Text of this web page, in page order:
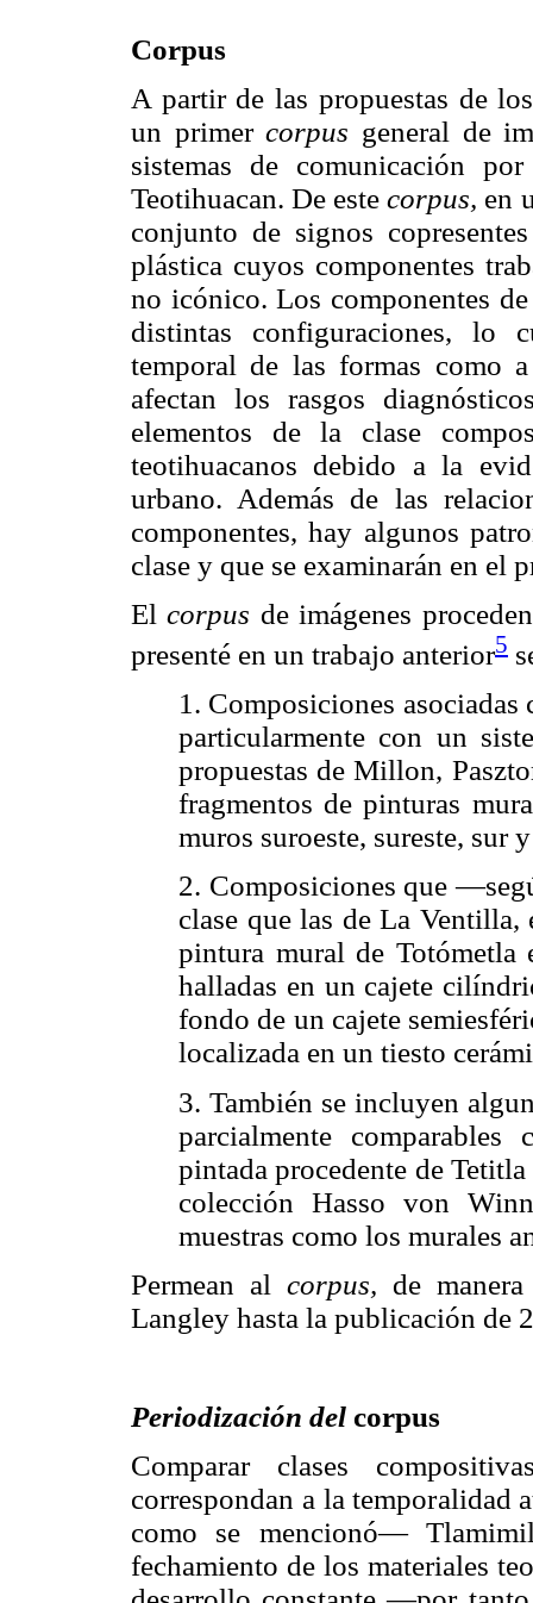
Corpus
A partir de las propuestas de
un primercorpus general de
sistemas de comunicación
Teotihuacan. De estecorpus, en
conjunto de signos
plástica cuyos componentes
no icónico. Los componentes
distintas configuraciones, lo
temporal de las formas como
afectan los rasgos
elementos de la clase
teotihuacanos debido a la
urbano. Además de las
componentes, hay algunos
clase y que se examinarán en el
Elcorpus de imágenes
presenté en un trabajo anterior5
1. Composiciones
particularmente con un
propuestas de Millon,
fragmentos de pinturas
muros suroeste, sureste, sur
2. Composiciones que
clase que las de La
pintura mural de Totómetla
halladas en un cajete
fondo de un cajete
localizada en un tiesto
3. También se incluyen
parcialmente
pintada procedente de
colección Hasso von
muestras como los murales
Permean al corpus, de
Langley hasta la publicación de
Periodización del corpus
Comparar clases
correspondan a la
como se mencionó—
fechamiento de los materiales